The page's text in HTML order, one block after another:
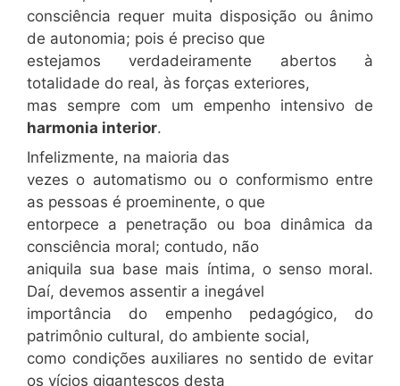
consciência requer muita disposição ou ânimo
de autonomia; pois é preciso que
estejamos verdadeiramente abertos à
totalidade do real, às forças exteriores,
mas sempre com um empenho intensivo de
harmonia interior.
Infelizmente, na maioria das
vezes o automatismo ou o conformismo entre
as pessoas é proeminente, o que
entorpece a penetração ou boa dinâmica da
consciência moral; contudo, não
aniquila sua base mais íntima, o senso moral.
Daí, devemos assentir a inegável
importância do empenho pedagógico, do
patrimônio cultural, do ambiente social,
como condições auxiliares no sentido de evitar
os vícios gigantescos desta